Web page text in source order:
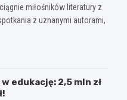
miłośników literatury z
z uznanymi autorami,
edukację: 2,5 mln zł